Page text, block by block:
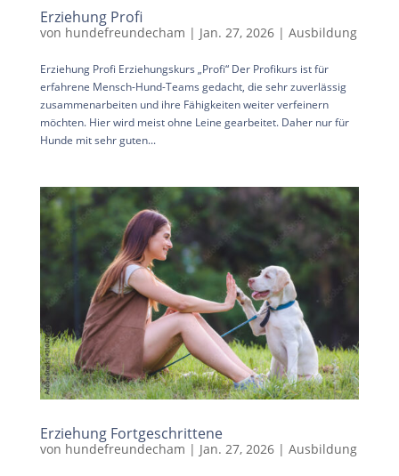
Erziehung Profi
von hundefreundecham | Jan. 27, 2026| Ausbildung
Erziehung Profi Erziehungskurs „Profi“ Der Profikurs ist für
erfahrene Mensch-Hund-Teams gedacht, die sehr zuverlässig
zusammenarbeiten und ihre Fähigkeiten weiter verfeinern
möchten. Hier wird meist ohne Leine gearbeitet. Daher nur für
Hunde mit sehr guten...
Erziehung Fortgeschrittene
von hundefreundecham | Jan. 27, 2026| Ausbildung